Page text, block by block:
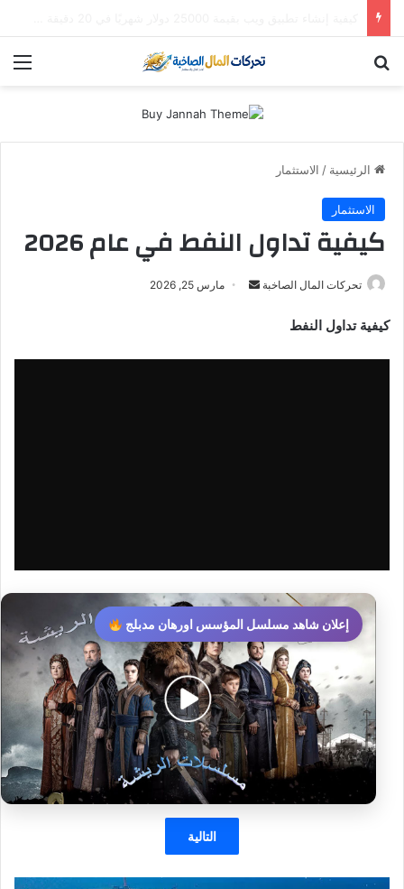
الرئيسية / الاستثمار
الاستثمار
كيفية تداول النفط في عام 2026
تحركات المال الصاخبة
أرسل مارس 25, 2026
كيفية تداول النفط
إعلان شاهد مسلسل المؤسس اورهان مدبلج
التالية